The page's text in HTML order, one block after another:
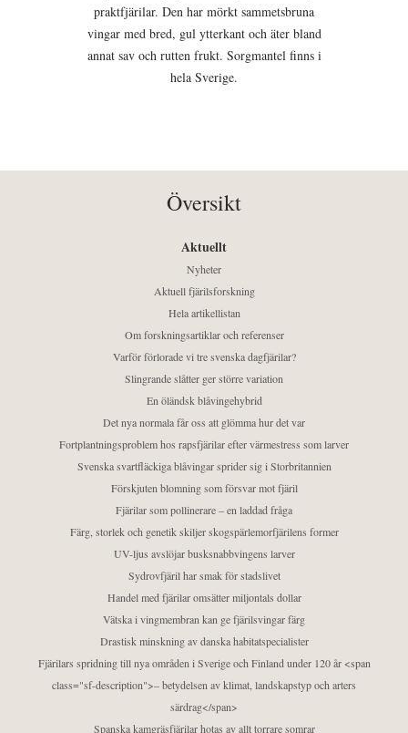
praktfjärilar. Den har mörkt sammetsbruna
vingar med bred, gul ytterkant och äter bland
annat sav och rutten frukt. Sorgmantel finns i
hela Sverige.
Översikt
Aktuellt
Nyheter
Aktuell fjärilsforskning
Hela artikellistan
Om forskningsartiklar och referenser
Varför förlorade vi tre svenska dagfjärilar?
Slingrande slåtter ger större variation
En öländsk blåvingehybrid
Det nya normala får oss att glömma hur det var
Fortplantningsproblem hos rapsfjärilar efter värmestress som larver
Svenska svartfläckiga blåvingar sprider sig i Storbritannien
Förskjuten blomning som försvar mot fjäril
Fjärilar som pollinerare – en laddad fråga
Färg, storlek och genetik skiljer skogspärlemorfjärilens former
UV-ljus avslöjar busksnabbvingens larver
Sydrovfjäril har smak för stadslivet
Handel med fjärilar omsätter miljontals dollar
Vätska i vingmembran kan ge fjärilsvingar färg
Drastisk minskning av danska habitatspecialister
Fjärilars spridning till nya områden i Sverige och Finland under 120 år <span
class="sf-description">– betydelsen av klimat, landskapstyp och arters
särdrag</span>
Spanska kamgräsfjärilar hotas av allt torrare somrar